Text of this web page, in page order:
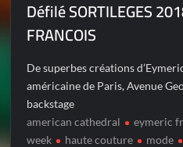
Défilé SORTILEGES
FRANCOIS
De superbes créations
américaine de Paris, Avenue
backstage
american cathedral
eymeric
week
haute couture mode